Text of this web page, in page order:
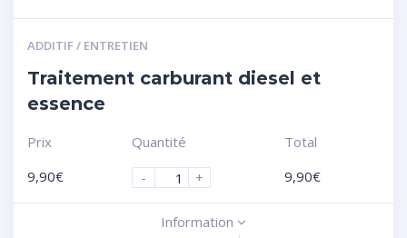
ADDITIF / ENTRETIEN
Traitement carburant diesel et
essence
Prix
9,90€
Quantité
-
+
Total
9,90€
Information